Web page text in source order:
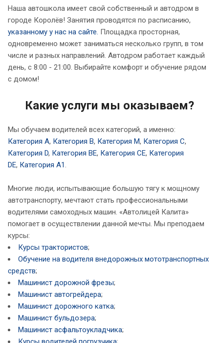
Наша автошкола имеет свой собственный и автодром в
городе Королёв! Занятия проводятся по расписанию,
указанному у нас на сайте. Площадка просторная,
одновременно может заниматься несколько групп, в том
числе и разных направлений. Автодром работает каждый
день, с 8:00 - 21:00. Выбирайте комфорт и обучение рядом
с домом!
Какие услуги мы оказываем?
Мы обучаем водителей всех категорий, а именно:
Категория A, Категория B, Категория M, Категория C,
Категория D, Категория BE, Категория CE, Категория
DE, Категория A1
Многие люди, испытывающие большую тягу к мощному
автотранспорту, мечтают стать профессиональными
водителями самоходных машин. «Автолицей Калита»
помогает в осуществлении данной мечты. Мы преподаем
курсы:
Курсы трактористов;
Обучение на водителя внедорожных мототранспортных
средств;
Машинист дорожной фрезы;
Машинист автогрейдера;
Машинист дорожного катка;
Машинист бульдозера;
Машинист асфальтоукладчика;